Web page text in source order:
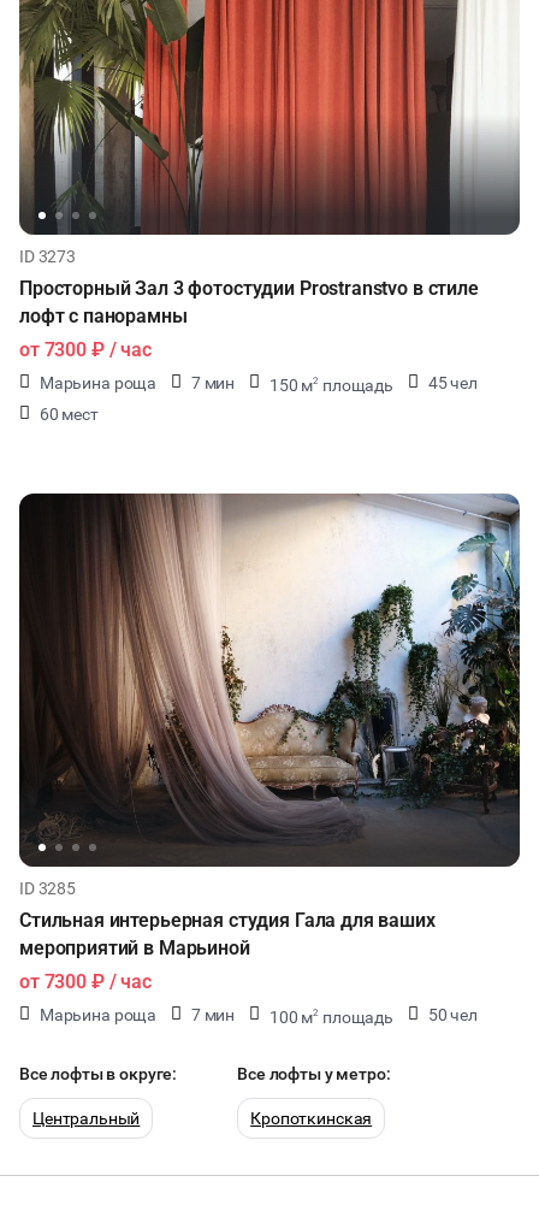
ID 3273
Просторный Зал 3 фотостудии Prostranstvo в стиле
лофт с панорамны
от 7300 ₽/ час
Марьина роща 7 мин 150 м2 площадь
45 чел
60 мест
ID 3285
Стильная интерьерная студия Гала для ваших
мероприятий в Марьиной
от 7300 ₽/ час
Марьина роща 7 мин 100 м2 площадь
50 чел
Все лофты в округе:
Центральный
Все лофты у метро:
Кропоткинская